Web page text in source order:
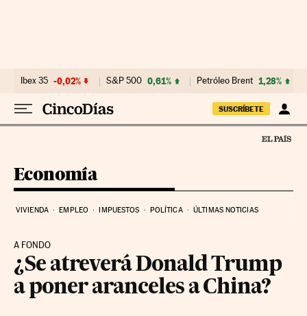
Ibex 35 -0,02% S&P 500 0,61% Petróleo Brent 1,28%
SUSCRÍBETE
Economía
VIVIENDA EMPLEO IMPUESTOS POLÍTICA ÚLTIMAS NOTICIAS
A FONDO
¿Se atreverá Donald Trump
a poner aranceles a China?